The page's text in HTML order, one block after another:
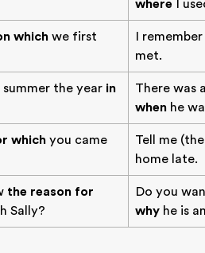
where I
which we first
I
met.
the year in
There was
when he
which you came
Tell me
home late.
the reason for
Sally?
Do you
why he is